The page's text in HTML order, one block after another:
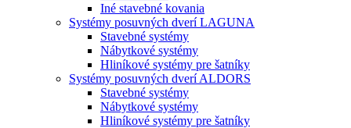
Iné stavebné kovania
Systémy posuvných dverí LAGUNA
Stavebné systémy
Nábytkové systémy
Hliníkové systémy pre šatníky
Systémy posuvných dverí ALDORS
Stavebné systémy
Nábytkové systémy
Hliníkové systémy pre šatníky